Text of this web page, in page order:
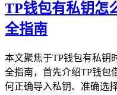
TP钱包有私钥怎
全指南
本文聚焦于TP钱包有私钥
全指南，首先介绍TP钱包
何正确导入私钥、准确选